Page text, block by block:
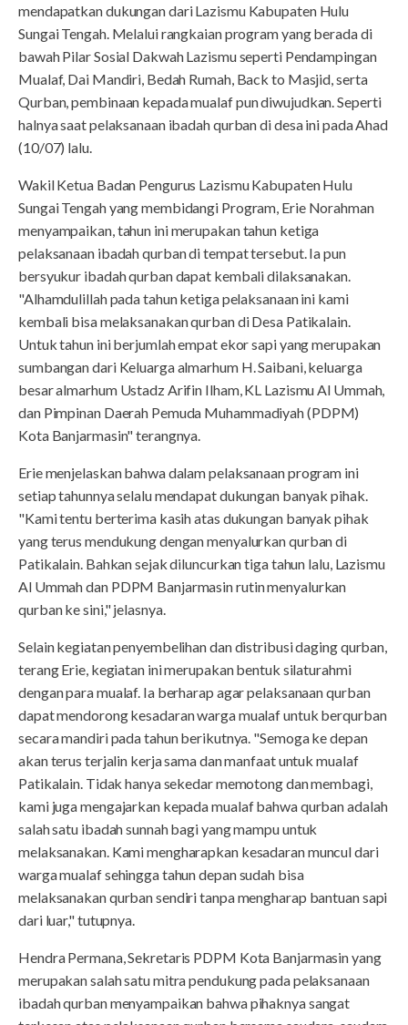
mendapatkan dukungan dari Lazismu Kabupaten Hulu
Sungai Tengah. Melalui rangkaian program yang berada di
bawah Pilar Sosial Dakwah Lazismu seperti Pendampingan
Mualaf, Dai Mandiri, Bedah Rumah, Back to Masjid, serta
Qurban, pembinaan kepada mualaf pun diwujudkan. Seperti
halnya saat pelaksanaan ibadah qurban di desa ini pada Ahad
(10/07) lalu.
Wakil Ketua Badan Pengurus Lazismu Kabupaten Hulu
Sungai Tengah yang membidangi Program, Erie Norahman
menyampaikan, tahun ini merupakan tahun ketiga
pelaksanaan ibadah qurban di tempat tersebut. Ia pun
bersyukur ibadah qurban dapat kembali dilaksanakan.
"Alhamdulillah pada tahun ketiga pelaksanaan ini kami
kembali bisa melaksanakan qurban di Desa Patikalain.
Untuk tahun ini berjumlah empat ekor sapi yang merupakan
sumbangan dari Keluarga almarhum H. Saibani, keluarga
besar almarhum Ustadz Arifin Ilham, KL Lazismu Al Ummah,
dan Pimpinan Daerah Pemuda Muhammadiyah (PDPM)
Kota Banjarmasin" terangnya.
Erie menjelaskan bahwa dalam pelaksanaan program ini
setiap tahunnya selalu mendapat dukungan banyak pihak.
"Kami tentu berterima kasih atas dukungan banyak pihak
yang terus mendukung dengan menyalurkan qurban di
Patikalain. Bahkan sejak diluncurkan tiga tahun lalu, Lazismu
Al Ummah dan PDPM Banjarmasin rutin menyalurkan
qurban ke sini," jelasnya.
Selain kegiatan penyembelihan dan distribusi daging qurban,
terang Erie, kegiatan ini merupakan bentuk silaturahmi
dengan para mualaf. Ia berharap agar pelaksanaan qurban
dapat mendorong kesadaran warga mualaf untuk berqurban
secara mandiri pada tahun berikutnya. "Semoga ke depan
akan terus terjalin kerja sama dan manfaat untuk mualaf
Patikalain. Tidak hanya sekedar memotong dan membagi,
kami juga mengajarkan kepada mualaf bahwa qurban adalah
salah satu ibadah sunnah bagi yang mampu untuk
melaksanakan. Kami mengharapkan kesadaran muncul dari
warga mualaf sehingga tahun depan sudah bisa
melaksanakan qurban sendiri tanpa mengharap bantuan sapi
dari luar," tutupnya.
Hendra Permana, Sekretaris PDPM Kota Banjarmasin yang
merupakan salah satu mitra pendukung pada pelaksanaan
ibadah qurban menyampaikan bahwa pihaknya sangat